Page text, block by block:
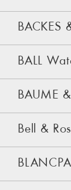
BACKES
BALL
BAUME
Bell &